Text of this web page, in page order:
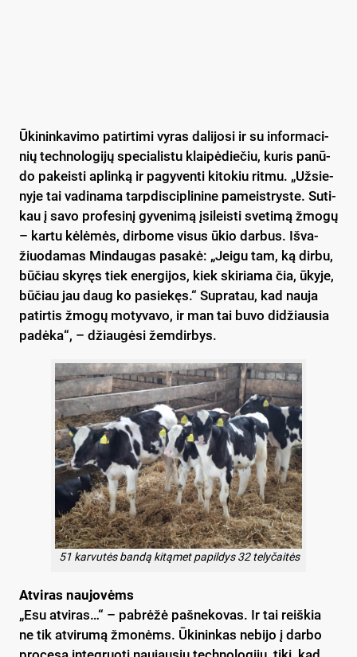
Ūki­nin­ka­vi­mo pa­tir­ti­mi vy­ras da­li­jo­si ir su in­for­ma­ci­
nių tech­no­lo­gi­jų spe­cia­lis­tu klai­pė­die­čiu, ku­ris pa­nū­
do pa­keis­ti ap­lin­ką ir pa­gy­ven­ti ki­to­kiu rit­mu. „Už­sie­
ny­je tai va­di­na­ma tarp­dis­cip­li­ni­ne pa­meist­rys­te. Su­ti­
kau į sa­vo pro­fe­si­nį gy­ve­ni­mą įsi­leis­ti sve­ti­mą žmo­gų
– kar­tu kė­lė­mės, dir­bo­me vi­sus ūkio dar­bus. Iš­va­
žiuo­da­mas Min­dau­gas pa­sa­kė: „Jei­gu tam, ką dir­bu,
bū­čiau sky­ręs tiek ener­gi­jos, kiek ski­ria­ma čia, ūky­je,
bū­čiau jau daug ko pa­sie­kęs.“ Sup­ra­tau, kad nau­ja
pa­tir­tis žmo­gų mo­ty­va­vo, ir man tai bu­vo di­džiau­sia
pa­dė­ka“, – džiau­gė­si žem­dir­bys.
51 karvutės bandą kitąmet papildys 32 telyčaitės
At­vi­ras nau­jo­vėms
„Esu at­vi­ras…“ – pa­brė­žė pa­šne­ko­vas. Ir tai reiš­kia
ne tik at­vi­ru­mą žmo­nėms. Ūki­nin­kas ne­bi­jo į dar­bo